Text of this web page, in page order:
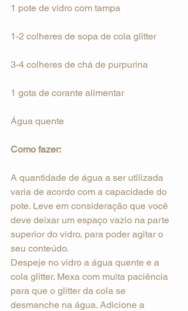
1 pote de vidro com tampa
1-2 colheres de sopa de cola glitter
3-4 colheres de chá de purpurina
1 gota de corante alimentar
Água quente
Como fazer:
A quantidade de água a ser utilizada
varia de acordo com a capacidade do
pote. Leve em consideração que você
deve deixar um espaço vazio na parte
superior do vidro, para poder agitar o
seu conteúdo.
Despeje no vidro a água quente e a
cola glitter. Mexa com muita paciência
para que o glitter da cola se
desmanche na água. Adicione a